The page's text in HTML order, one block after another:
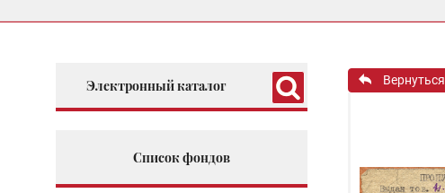
Электронный каталог
Список фондов
Вернуться